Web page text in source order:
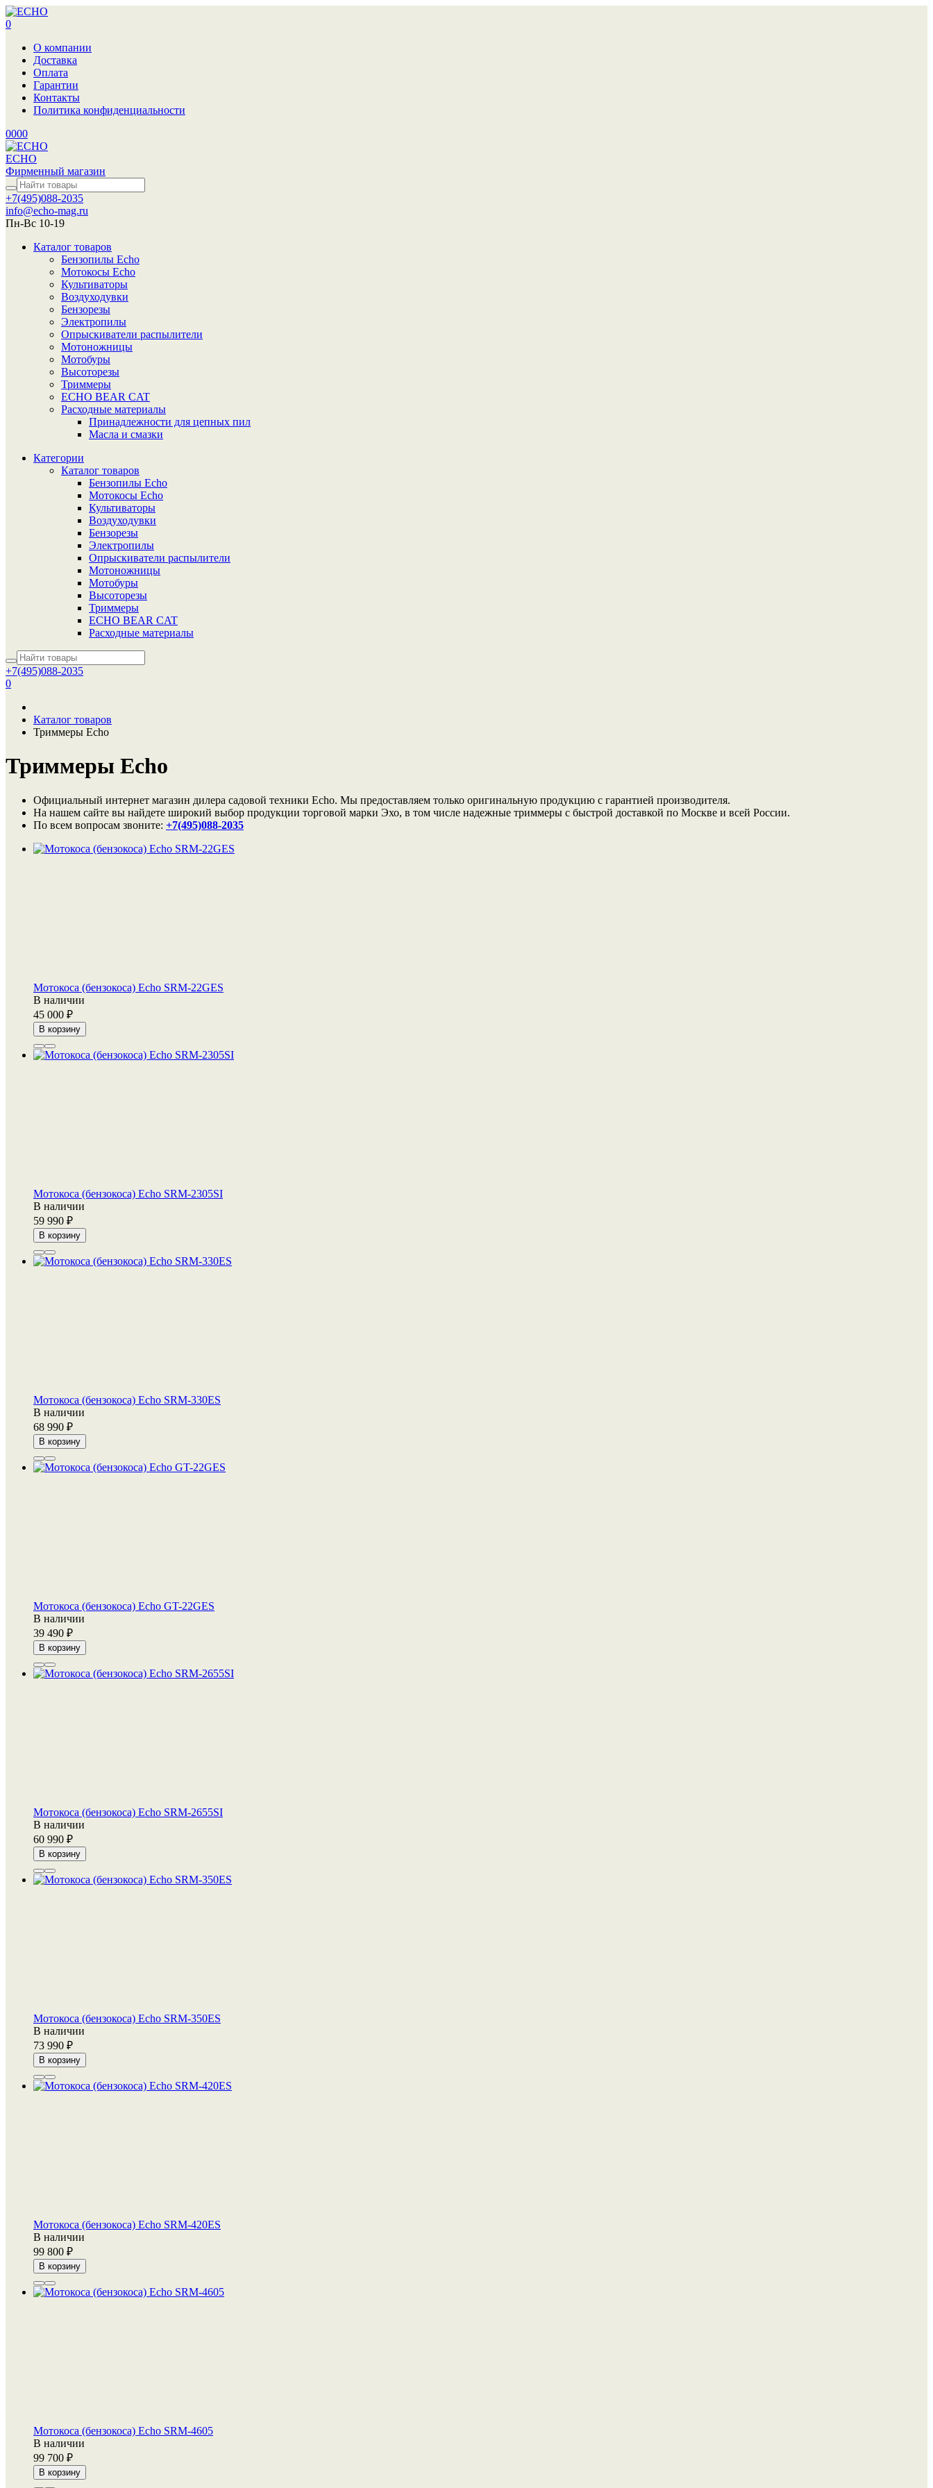
0
О компании
Доставка
Оплата
Гарантии
Контакты
Политика конфиденциальности
0000
ECHO
Фирменный магазин
+7(495)088-2035
info@echo-mag.ru
Пн-Вс 10-19
Каталог товаров
Бензопилы Echo
Мотокосы Echo
Культиваторы
Воздуходувки
Бензорезы
Электропилы
Опрыскиватели распылители
Мотоножницы
Мотобуры
Высоторезы
Триммеры
ECHO BEAR CAT
Расходные материалы
Принадлежности для цепных пил
Масла и смазки
Категории
Каталог товаров
Бензопилы Echo
Мотокосы Echo
Культиваторы
Воздуходувки
Бензорезы
Электропилы
Опрыскиватели распылители
Мотоножницы
Мотобуры
Высоторезы
Триммеры
ECHO BEAR CAT
Расходные материалы
+7(495)088-2035
0
Каталог товаров
Триммеры Echo
Триммеры Echo
Официальный интернет магазин дилера садовой техники Echo. Мы предоставляем только оригинальную продукцию с гарантией производителя.
На нашем сайте вы найдете широкий выбор продукции торговой марки Эхо, в том числе надежные триммеры с быстрой доставкой по Москве и всей России.
По всем вопросам звоните: +7(495)088-2035
Мотокоса (бензокоса) Echo SRM-22GES
В наличии
45 000
В корзину
Мотокоса (бензокоса) Echo SRM-2305SI
В наличии
59 990
В корзину
Мотокоса (бензокоса) Echo SRM-330ES
В наличии
68 990
В корзину
Мотокоса (бензокоса) Echo GT-22GES
В наличии
39 490
В корзину
Мотокоса (бензокоса) Echo SRM-2655SI
В наличии
60 990
В корзину
Мотокоса (бензокоса) Echo SRM-350ES
В наличии
73 990
В корзину
Мотокоса (бензокоса) Echo SRM-420ES
В наличии
99 800
В корзину
Мотокоса (бензокоса) Echo SRM-4605
В наличии
99 700
В корзину